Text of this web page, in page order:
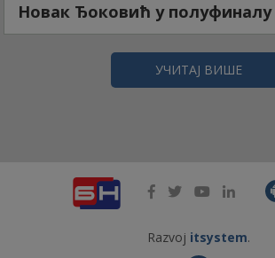
Новак Ђоковић у
УЧИТАЈ ВИШЕ
Razvoj itsystem.